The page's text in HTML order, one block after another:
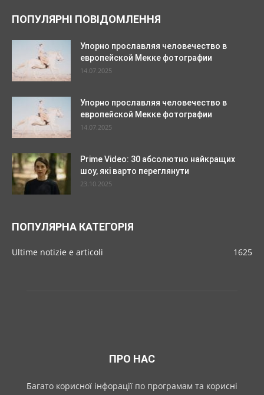
ПОПУЛЯРНІ ПОВІДОМЛЕННЯ
Упорно прославляя человечество в
европейской Мекке фотографии
14.07.2025
Упорно прославляя человечество в
европейской Мекке фотографии
14.07.2025
Prime Video: 30 абсолютно найкращих
шоу, які варто переглянути
23.10.2025
ПОПУЛЯРНА КАТЕГОРІЯ
Ultime notizie e articoli 1625
ПРО НАС
Багато корисної інфорації по програмам та корисні